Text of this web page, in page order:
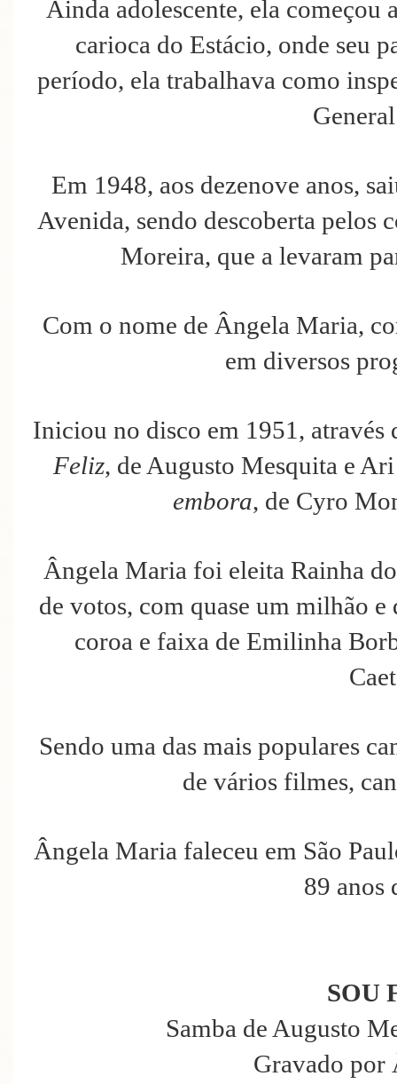
Ainda adolescente, ela começou
carioca do Estácio, onde seu
período, ela trabalhava como
Em 1948, aos dezenove anos,
Avenida, sendo descoberta pelos
Moreira, que a levaram
Com o nome de Ângela Maria,
em diversos
Iniciou no disco em 1951, através
Feliz, de Augusto Mesquita e
embora, de Cyro
Ângela Maria foi eleita Rainha
de votos, com quase um milhão
coroa e faixa de Emilinha
Sendo uma das mais populares
de vários filmes,
Ângela Maria faleceu em São
89 anos
SOU
Samba de Augusto
Gravado por